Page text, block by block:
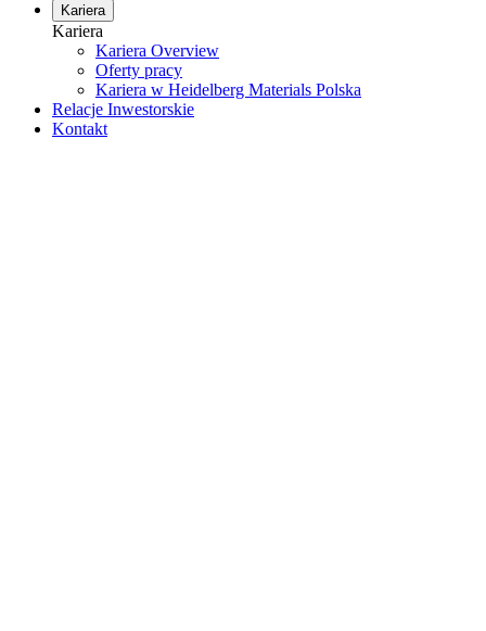
Kariera
Kariera
Kariera Overview
Oferty pracy
Kariera w Heidelberg Materials Polska
Relacje Inwestorskie
Kontakt